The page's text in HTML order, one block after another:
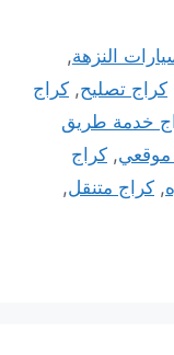
النزهة,
كراج تصليح, كراج
خدمة طريق
, كراج
, كراج متنقل,